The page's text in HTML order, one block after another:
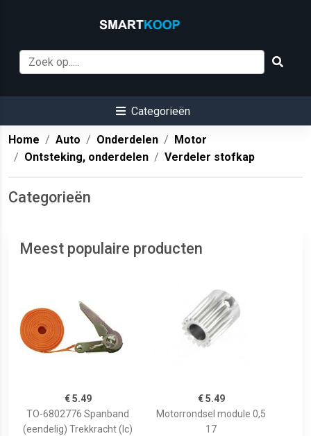
Categorieën
Home Auto Onderdelen
Motor
Ontsteking, onderdelen
Verdeler stofkap
Categorieën
Meest populaire producten
€ 5.49
TO-6802776 Spanband
(eendelig) Trekkracht (lc)
€ 5.49
Motorrondsel module 0,5
17